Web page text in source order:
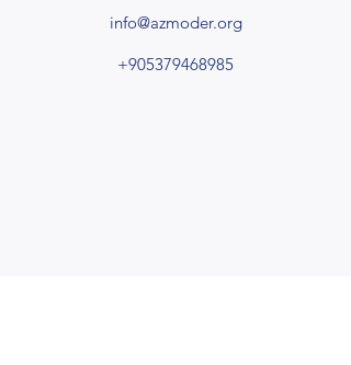
info@azmoder.org
+905379468985